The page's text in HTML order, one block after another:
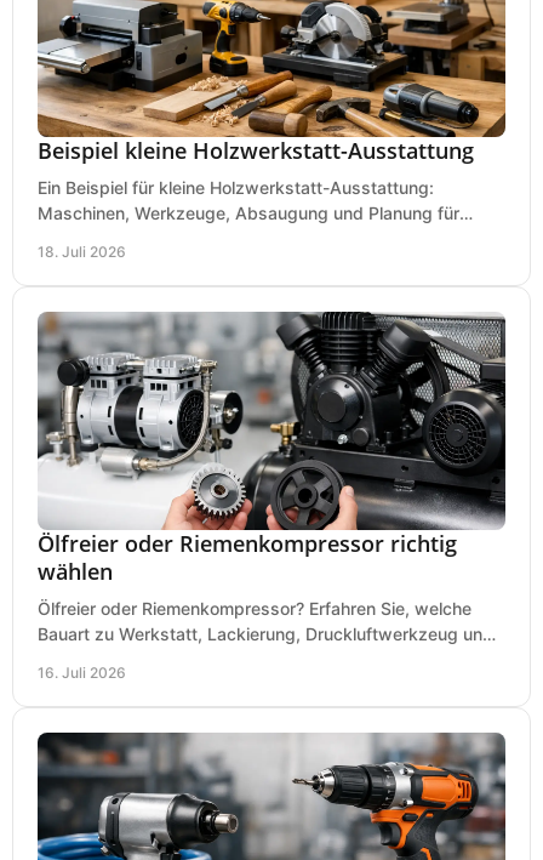
Beispiel kleine Holzwerkstatt-Ausstattung
Ein Beispiel für kleine Holzwerkstatt-Ausstattung:
Maschinen, Werkzeuge, Absaugung und Planung für
18. Juli 2026
Ölfreier oder Riemenkompressor richtig
wählen
Ölfreier oder Riemenkompressor? Erfahren Sie, welche
Bauart zu Werkstatt, Lackierung, Druckluftwerkzeug und
16. Juli 2026